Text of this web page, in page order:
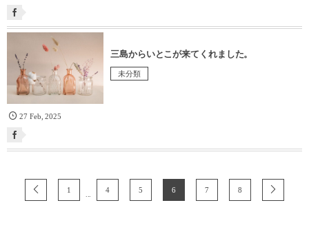
三島からいとこが来てくれました。
未分類
27 Feb ,2025
1 4 5 6 7 8